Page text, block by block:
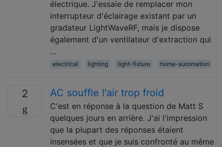
électrique. J'essaie de remplacer mon
interrupteur d'éclairage existant par un
gradateur LightWaveRF, mais je dispose
également d'un ventilateur d'extraction qui
…
electrical lighting light-fixture home-automation
2 AC souffle l'air trop froid
C'est en réponse à la question de Matt S
quelques jours en arrière. J'ai l'impression
que la plupart des réponses étaient
insensées et que je suis confronté au même